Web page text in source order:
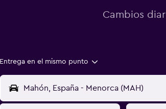
Cambios
Entrega en el mismo punto